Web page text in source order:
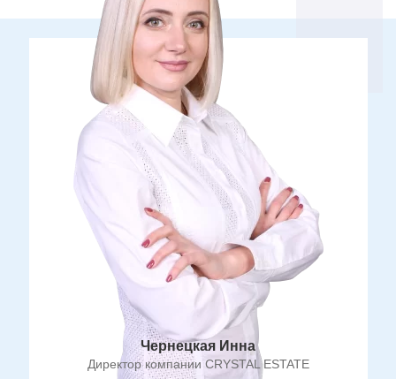
Чернецкая Инна
Директор компании CRYSTAL ESTATE